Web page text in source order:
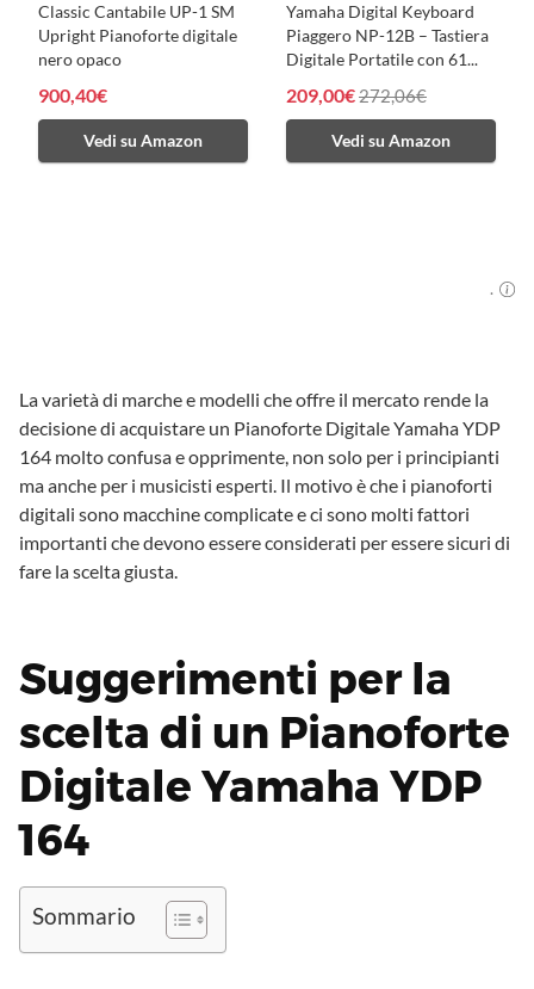
Classic Cantabile UP-1 SM
Upright Pianoforte digitale
nero opaco
900,40€
Vedi su Amazon
Yamaha Digital Keyboard
Piaggero NP-12B – Tastiera
Digitale Portatile con 61...
209,00€272,06€
Vedi su Amazon
.
La varietà di marche e modelli che offre il mercato rende la
decisione di acquistare un Pianoforte Digitale Yamaha YDP
164 molto confusa e opprimente, non solo per i principianti
ma anche per i musicisti esperti. Il motivo è che i pianoforti
digitali sono macchine complicate e ci sono molti fattori
importanti che devono essere considerati per essere sicuri di
fare la scelta giusta.
Suggerimenti per la
scelta di un Pianoforte
Digitale Yamaha YDP
164
Sommario